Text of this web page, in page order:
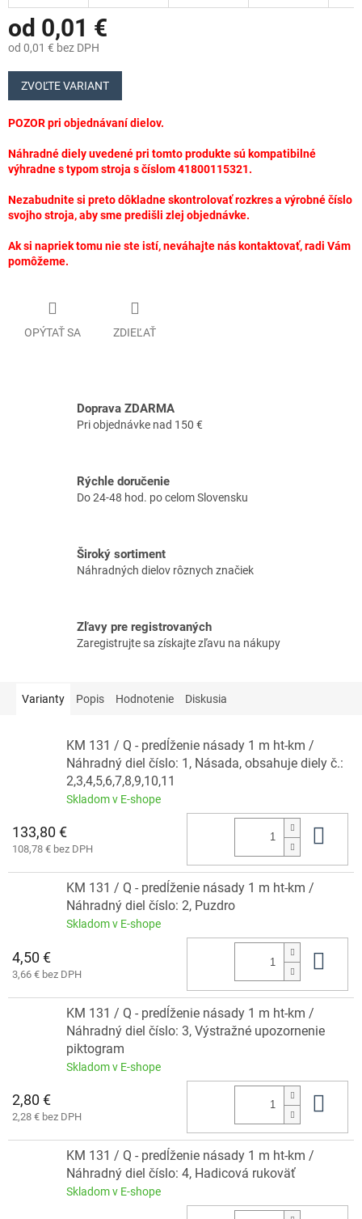
od 0,01 €
od 0,01 € bez DPH
Jednotková
cena:
ZVOĽTE VARIANT
POZOR pri objednávaní dielov.
Náhradné diely uvedené pri tomto produkte sú kompatibilné
výhradne s typom stroja s číslom 41800115321.
Nezabudnite si preto dôkladne skontrolovať rozkres a výrobné číslo
svojho stroja, aby sme predišli zlej objednávke.
Ak si napriek tomu nie ste istí, neváhajte nás kontaktovať, radi Vám
pomôžeme.
OPÝTAŤ SA ZDIEĽAŤ
Doprava ZDARMA
Pri objednávke nad 150 €
Rýchle doručenie
Do 24-48 hod. po celom Slovensku
Široký sortiment
Náhradných dielov rôznych značiek
Zľavy pre registrovaných
Zaregistrujte sa získajte zľavu na nákupy
Varianty Popis Hodnotenie Diskusia
KM 131 / Q - predĺženie násady 1 m ht-km /
Náhradný diel číslo: 1, Násada, obsahuje diely č.:
2,3,4,5,6,7,8,9,10,11
Skladom v E-shope
133,80 €
108,78 € bez DPH
KM 131 / Q - predĺženie násady 1 m ht-km /
Náhradný diel číslo: 2, Puzdro
Skladom v E-shope
4,50 €
3,66 € bez DPH
KM 131 / Q - predĺženie násady 1 m ht-km /
Náhradný diel číslo: 3, Výstražné upozornenie
piktogram
Skladom v E-shope
2,80 €
2,28 € bez DPH
KM 131 / Q - predĺženie násady 1 m ht-km /
Náhradný diel číslo: 4, Hadicová rukoväť
Skladom v E-shope